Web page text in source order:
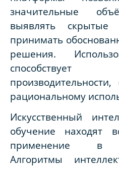
значительные
выявлять скрытые
принимать
решения.
рациональному
Искусственный
обучение находят
применение в
Алгоритмы